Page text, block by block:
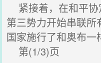
紧接着，在和平协
第三势力开始串联
国家施行了和奥布一
第(1/3)页